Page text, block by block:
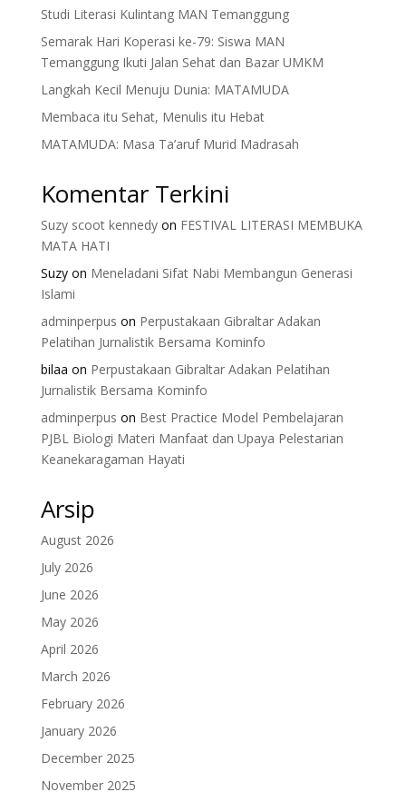
Studi Literasi Kulintang MAN Temanggung
Semarak Hari Koperasi ke-79: Siswa MAN
Temanggung Ikuti Jalan Sehat dan Bazar UMKM
Langkah Kecil Menuju Dunia: MATAMUDA
Membaca itu Sehat, Menulis itu Hebat
MATAMUDA: Masa Ta’aruf Murid Madrasah
Komentar Terkini
Suzy scoot kennedyon FESTIVAL LITERASI MEMBUKA
MATA HATI
Suzyon Meneladani Sifat Nabi Membangun Generasi
Islami
adminperpus on Perpustakaan Gibraltar Adakan
Pelatihan Jurnalistik Bersama Kominfo
bilaa on Perpustakaan Gibraltar Adakan Pelatihan
Jurnalistik Bersama Kominfo
adminperpus on Best Practice Model Pembelajaran
PJBL Biologi Materi Manfaat dan Upaya Pelestarian
Keanekaragaman Hayati
Arsip
August 2026
July 2026
June 2026
May 2026
April 2026
March 2026
February 2026
January 2026
December 2025
November 2025